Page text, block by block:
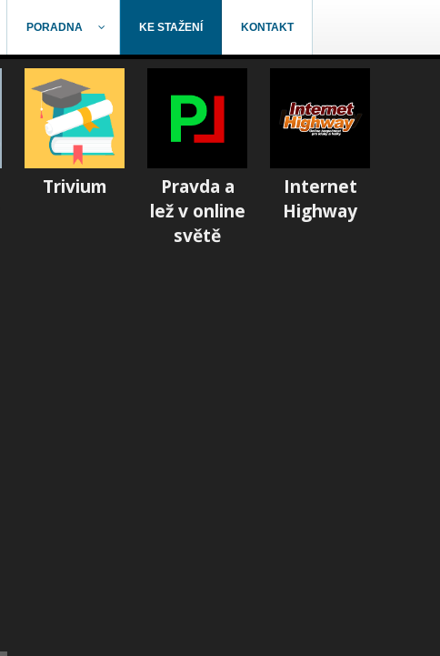
PORADNA KE STAŽENÍ KONTAKT
Trivium
Pravda a
lež v online
světě
Internet
Highway